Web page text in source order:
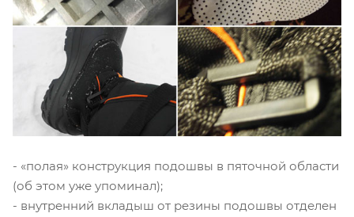
- «полая» конструкция подошвы в пяточной области
(об этом уже упоминал);
- внутренний вкладыш от резины подошвы отделен